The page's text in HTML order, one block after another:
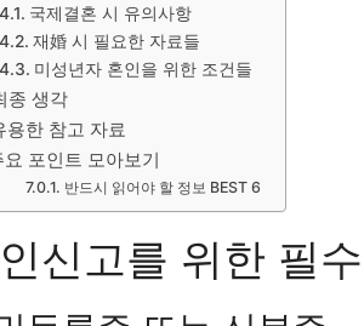
국제결혼 시 유의사항
재婚 시 필요한 자료들
미성년자 혼인을 위한 조건들
종 생각
용한 참고 자료
요 포인트 모아보기
반드시 읽어야 할 정보 BEST 6
신고를 위한 필